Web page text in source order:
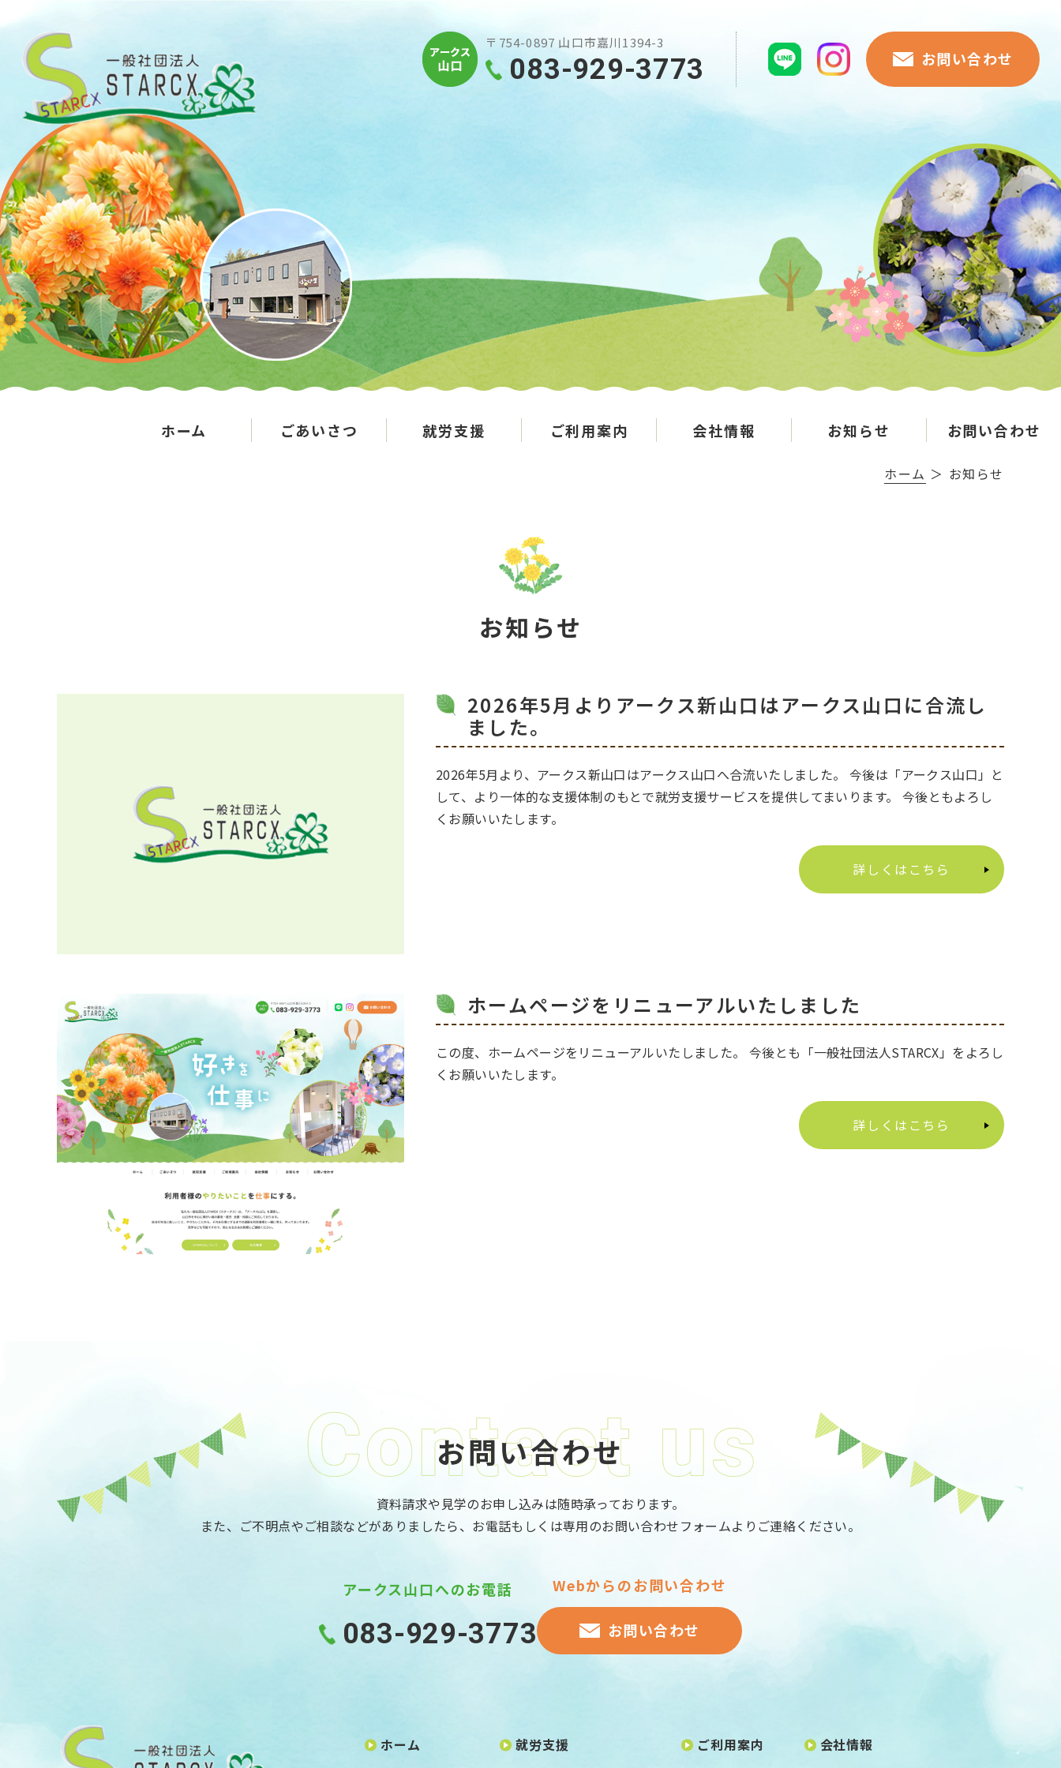
〒754-0897 山口市嘉川1394-3
083-929-3773 お問い合わせ
ホーム ごあいさつ 就労支援 ご利用案内 会社情報 お知らせ お問い合わせ
ホーム ＞ お知らせ
お知らせ
2026年5月よりアークス新山口はアークス山口に合流し
ました。
2026年5月より、アークス新山口はアークス山口へ合流いたしました。 今後は「アークス山口」と
して、より一体的な支援体制のもとで就労支援サービスを提供してまいります。 今後ともよろし
くお願いいたします。
詳しくはこちら
ホームページをリニューアルいたしました
この度、ホームページをリニューアルいたしました。 今後とも「一般社団法人STARCX」をよろし
くお願いいたします。
詳しくはこちら
お問い合わせ
資料請求や見学のお申し込みは随時承っております。
また、ご不明点やご相談などがありましたら、お電話もしくは専用のお問い合わせフォームよりご連絡ください。
アークス山口へのお電話
083-929-3773
Webからのお問い合わせ
お問い合わせ
ホーム
就労支援 ご利用案内 会社情報